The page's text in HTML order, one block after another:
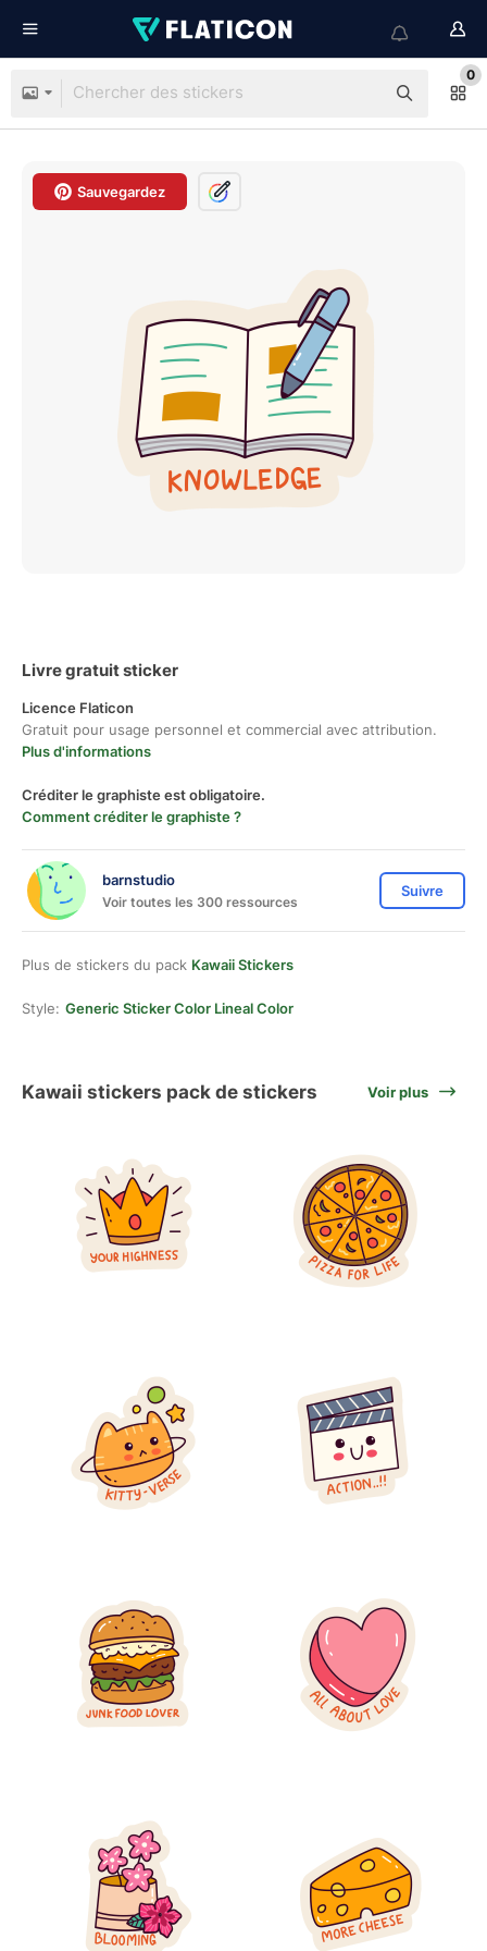
0
Sauvegardez
Livre gratuit sticker
Licence Flaticon
Gratuit pour usage personnel et commercial avec attribution.
Plus d'informations
Créditer le graphiste est obligatoire.
Comment créditer le graphiste ?
barnstudio
Voir toutes les 300 ressources
Suivre
Plus de stickers du pack Kawaii Stickers
Style: Generic Sticker Color Lineal Color
Kawaii stickers pack de stickers Voir plus